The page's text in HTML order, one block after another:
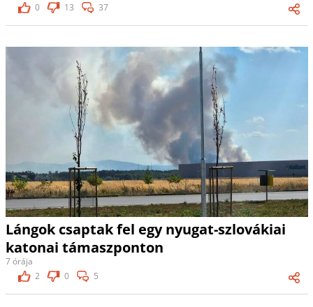
0
13 37
Lángok csaptak fel egy nyugat-szlovákiai
katonai támaszponton
7 órája
2
0 5